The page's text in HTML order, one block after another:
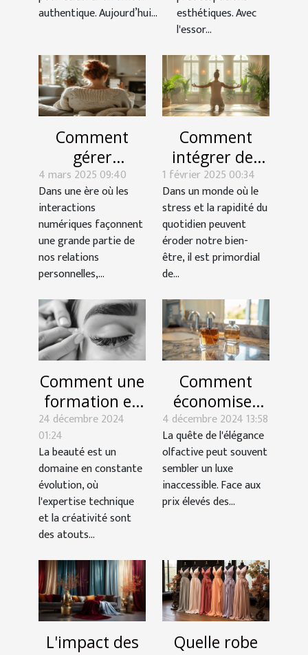
mariage
authentique. Aujourd’hui...
peau
esthétiques. Avec
l'essor...
Comment
gérer
l'indifférence
d'un ex sur les
réseaux
sociaux
4 mars 2025 09:40
Dans une ère où les
interactions
numériques façonnent
une grande partie de
nos relations
personnelles,...
Comment
intégrer des
routines de
yoga pour
améliorer le
bien-être
quotidien
1 février 2025 00:34
Dans un monde où le
stress et la rapidité du
quotidien peuvent
éroder notre bien-
être, il est primordial
de...
Comment une
formation en
pose de cils
peut booster
votre carrière
esthétique
24 décembre 2024
01:24
La beauté est un
domaine en constante
évolution, où
l'expertise technique
et la créativité sont
des atouts...
Comment
économiser
sur les
parfums de
luxe avec des
alternatives
abordables
4 décembre 2024 13:58
La quête de l'élégance
olfactive peut souvent
sembler un luxe
inaccessible. Face aux
prix élevés des...
L'impact des
Quelle robe